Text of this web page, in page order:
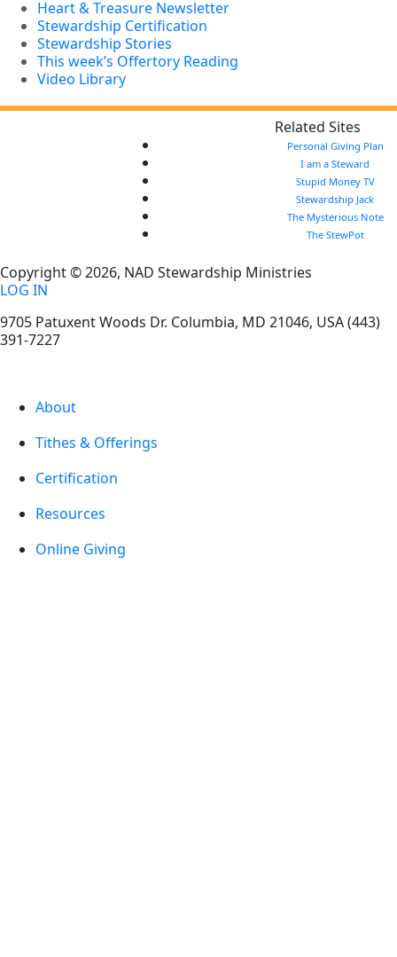
Heart & Treasure Newsletter
Stewardship Certification
Stewardship Stories
This week’s Offertory Reading
Video Library
Related Sites
Personal Giving Plan
I am a Steward
Stupid Money TV
Stewardship Jack
The Mysterious Note
The StewPot
Copyright © 2026, NAD Stewardship Ministries
LOG IN
9705 Patuxent Woods Dr. Columbia, MD 21046, USA(443)
391-7227
About
Tithes & Offerings
Certification
Resources
Online Giving